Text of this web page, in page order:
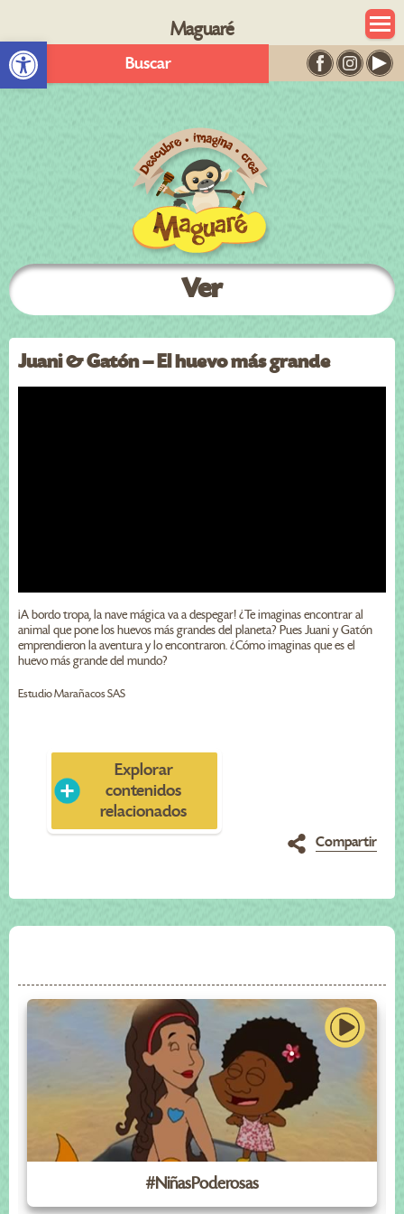
Abrir barra de herramientas
Maguaré
Buscar
Ver
Juani & Gatón – El huevo más grande
¡A bordo tropa, la nave mágica va a despegar! ¿Te imaginas encontrar al
animal que pone los huevos más grandes del planeta? Pues Juani y Gatón
emprendieron la aventura y lo encontraron. ¿Cómo imaginas que es el
huevo más grande del mundo?
Estudio Marañacos SAS
Explorar
contenidos
relacionados
Compartir
#NiñasPoderosas